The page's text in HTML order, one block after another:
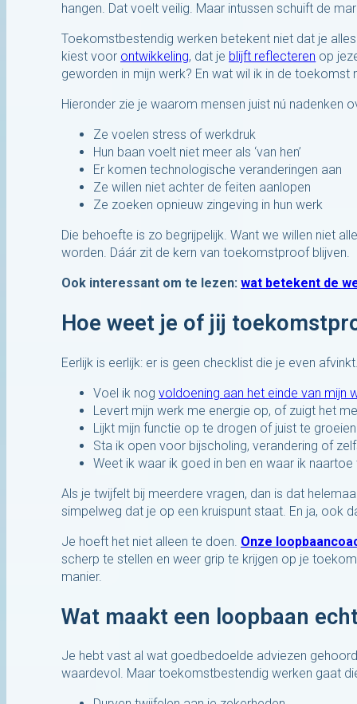
hangen. Dat voelt veilig. Maar intussen schuift de
Toekomstbestendig werken betekent niet dat je
kiest voor ontwikkeling, dat je blijft reflecteren op
geworden in mijn werk? En wat wil ik in de toekomst
Hieronder zie je waarom mensen juist nú nadenken
Ze voelen stress of werkdruk
Hun baan voelt niet meer als ‘van hen’
Er komen technologische veranderingen aan
Ze willen niet achter de feiten aanlopen
Ze zoeken opnieuw zingeving in hun werk
Die behoefte is zo begrijpelijk. Want we willen niet
worden. Dáár zit de kern van toekomstproof blijven.
Ook interessant om te lezen:wat betekent de
Hoe weet je of jij
Eerlijk is eerlijk: er is geen checklist die je even
Voel ik nogvoldoening aan het einde van mijn
Levert mijn werk me energie op, of zuigt het
Lijkt mijn functie op te drogen of juist te
Sta ik open voor bijscholing, verandering of
Weet ik waar ik goed in ben en waar ik naartoe
Als je twijfelt bij meerdere vragen, dan is dat
simpelweg dat je op een kruispunt staat. En ja, ook
Je hoeft het niet alleen te doen. Onze
scherp te stellen en weer grip te krijgen op je
manier.
Wat maakt een loopbaan
Je hebt vast al wat goedbedoelde adviezen
waardevol. Maar toekomstbestendig werken gaat